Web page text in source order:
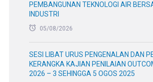
PEMBANGUNAN TEKNOLOGI AIR
INDUSTRI
05/08/2026
SESI LIBAT URUS PENGENALAN DAN
KERANGKA KAJIAN PENILAIAN
2026 – 3 SEHINGGA 5 OGOS 2025